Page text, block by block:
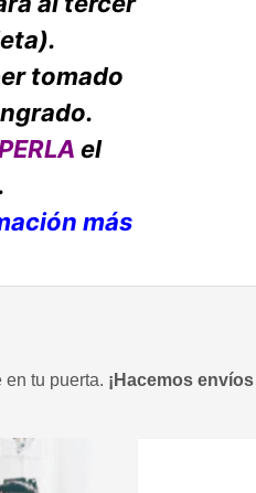
tomado
el
más
tu puerta. ¡Hacemos